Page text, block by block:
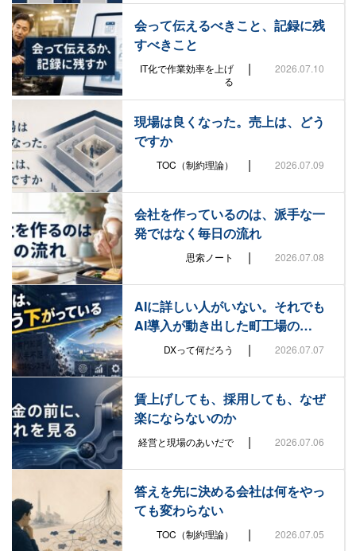
会って伝えるべきこと、記録に残
すべきこと
IT化で作業効率を上げ
る
| 2026.07.10
現場は良くなった。売上は、どう
ですか
TOC（制約理論） | 2026.07.09
会社を作っているのは、派手な一
発ではなく毎日の流れ
思索ノート | 2026.07.08
AIに詳しい人がいない。それでも
AI導入が動き出した町工場の…
DXって何だろう | 2026.07.07
賃上げしても、採用しても、なぜ
楽にならないのか
経営と現場のあいだで | 2026.07.06
答えを先に決める会社は何をやっ
ても変わらない
TOC（制約理論） | 2026.07.05